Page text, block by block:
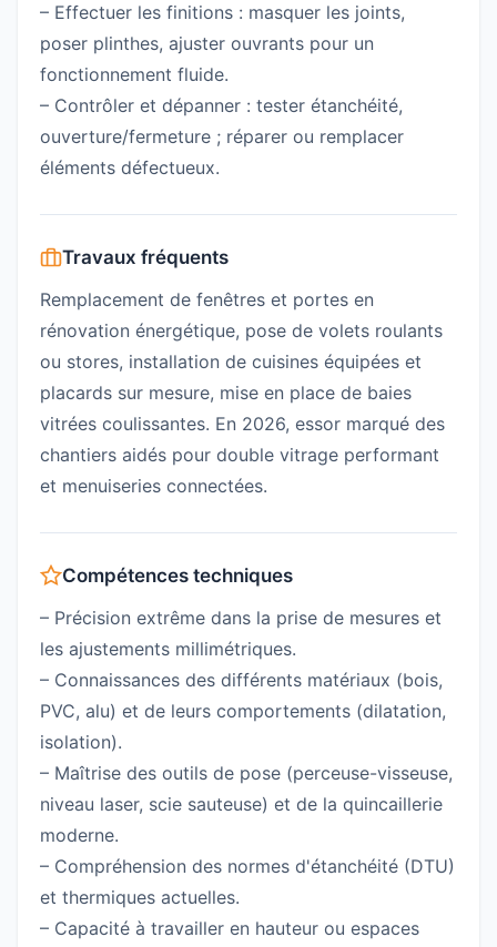
– Effectuer les finitions : masquer les joints,
poser plinthes, ajuster ouvrants pour un
fonctionnement fluide.
– Contrôler et dépanner : tester étanchéité,
ouverture/fermeture ; réparer ou remplacer
éléments défectueux.
Travaux fréquents
Remplacement de fenêtres et portes en
rénovation énergétique, pose de volets roulants
ou stores, installation de cuisines équipées et
placards sur mesure, mise en place de baies
vitrées coulissantes. En 2026, essor marqué des
chantiers aidés pour double vitrage performant
et menuiseries connectées.
Compétences techniques
– Précision extrême dans la prise de mesures et
les ajustements millimétriques.
– Connaissances des différents matériaux (bois,
PVC, alu) et de leurs comportements (dilatation,
isolation).
– Maîtrise des outils de pose (perceuse-visseuse,
niveau laser, scie sauteuse) et de la quincaillerie
moderne.
– Compréhension des normes d'étanchéité (DTU)
et thermiques actuelles.
– Capacité à travailler en hauteur ou espaces